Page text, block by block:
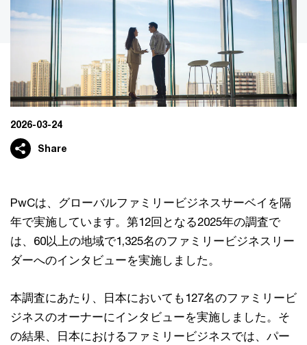
2026-03-24
Share
PwCは、グローバルファミリービジネスサーベイを隔
年で実施しています。第12回となる2025年の調査で
は、60以上の地域で1,325名のファミリービジネスリー
ダーへのインタビューを実施しました。
本調査にあたり、日本においても127名のファミリービ
ジネスのオーナーにインタビューを実施しました。そ
の結果、日本におけるファミリービジネスでは、パー